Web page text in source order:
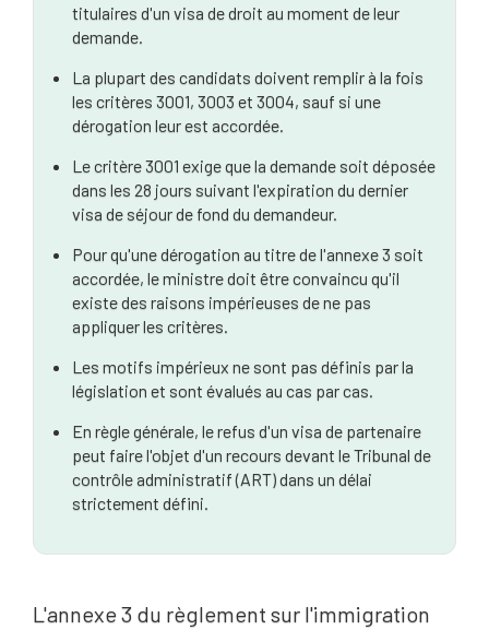
Qu'est-ce qu'une dérogation de l'annexe 3 ?
Que sont les « facteurs indépendants de ma volonté
» ?
Réception d'une lettre d'avertissement de l'annexe
3
levées avec succès ?
Que se passe-t-il si ma demande de dérogation au
formulaire Schedule 3 est refusée ?
Questions fréquemment posées
prévues à l'annexe 3
titulaires d'un visa de droit au moment de leur
demande.
La plupart des candidats doivent remplir à la fois
les critères 3001, 3003 et 3004, sauf si une
dérogation leur est accordée.
Le critère 3001 exige que la demande soit déposée
dans les 28 jours suivant l'expiration du dernier
visa de séjour de fond du demandeur.
Pour qu'une dérogation au titre de l'annexe 3 soit
accordée, le ministre doit être convaincu qu'il
existe des raisons impérieuses de ne pas
appliquer les critères.
Les motifs impérieux ne sont pas définis par la
législation et sont évalués au cas par cas.
En règle générale, le refus d'un visa de partenaire
peut faire l'objet d'un recours devant le Tribunal de
contrôle administratif (ART) dans un délai
strictement défini.
L'annexe 3 du règlement sur l'immigration